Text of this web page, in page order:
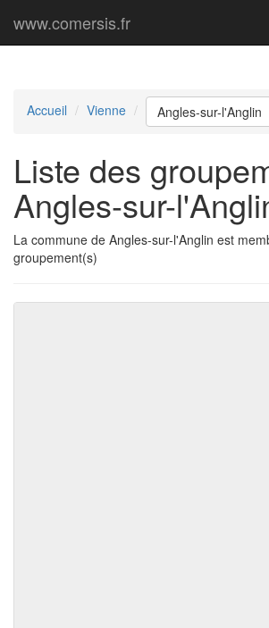
www.comersis.fr
Accueil Vienne Angles-sur-l'Anglin
Liste des
Angles-sur-
La commune de Angles-sur-l'Anglin est
groupement(s)